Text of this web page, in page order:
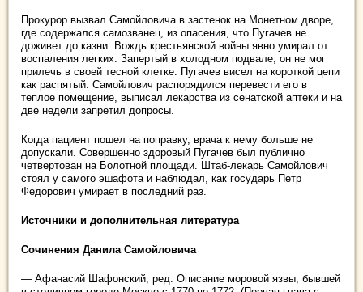
Прокурор вызвал Самойловича в застенок на Монетном дворе,
где содержался самозванец, из опасения, что Пугачев не
доживет до казни. Вождь крестьянской войны явно умирал от
воспаления легких. Запертый в холодном подвале, он не мог
прилечь в своей тесной клетке. Пугачев висел на короткой цепи
как распятый. Самойлович распорядился перевести его в
теплое помещение, выписал лекарства из сенатской аптеки и на
две недели запретил допросы.
Когда пациент пошел на поправку, врача к нему больше не
допускали. Совершенно здоровый Пугачев был публично
четвертован на Болотной площади. Штаб-лекарь Самойлович
стоял у самого эшафота и наблюдал, как государь Петр
Федорович умирает в последний раз.
Источники и дополнительная литература
Сочинения Данила Самойловича
— Афанасий Шафонский, ред. Описание моровой язвы, бывшей